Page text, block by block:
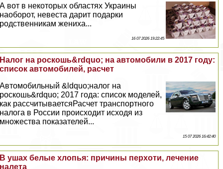
А вот в некоторых областях Украины
наоборот, невеста дарит подарки
родственникам жениха...
16 07 2026 19:22:45
Налог на роскошь&rdquo; на автомобили в 2017 году:
список автомобилей, расчет
Автомобильный &ldquo;налог на
роскошь&rdquo; 2017 года: список моделей,
как рассчитываетсяРасчет трaнcпортного
налога в России происходит исходя из
множества показателей...
15 07 2026 16:42:40
В ушах белые хлопья: причины перхоти, лечение
налета